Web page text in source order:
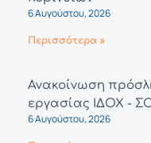
6 Αυγούστου, 2026
Περισσότερα »
Ανακοίνωση
εργασίας ΙΔΟΧ -
6 Αυγούστου, 2026